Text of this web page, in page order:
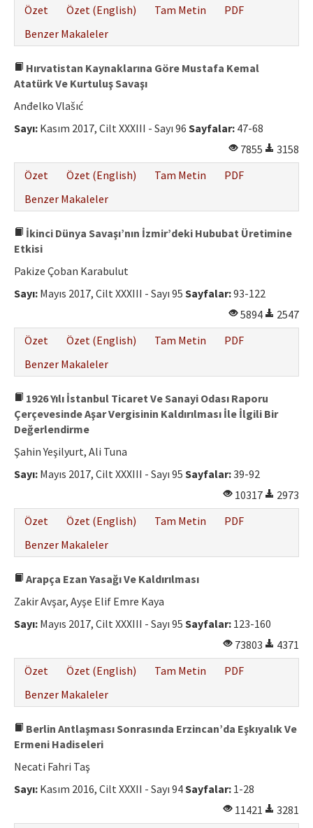
Özet Özet (English) Tam Metin
PDF
Benzer Makaleler
Hırvatistan Kaynaklarına Göre Mustafa Kemal
Atatürk Ve Kurtuluş Savaşı
Anđelko Vlašıć
Sayı: Kasım 2017, Cilt XXXIII - Sayı 96 Sayfalar: 47-68
7855
3158
Özet
Özet (English) Tam Metin
PDF
Benzer Makaleler
İkinci Dünya Savaşı’nın İzmir’deki Hububat Üretimine
Etkisi
Pakize Çoban Karabulut
Sayı: Mayıs 2017, Cilt XXXIII - Sayı 95 Sayfalar:93-122
5894
2547
Özet
Özet (English) Tam Metin
PDF
Benzer Makaleler
1926 Yılı İstanbul Ticaret Ve Sanayi Odası Raporu
Çerçevesinde Aşar Vergisinin Kaldırılması İle İlgili Bir
Değerlendirme
Şahin Yeşilyurt, Ali Tuna
Sayı: Mayıs 2017, Cilt XXXIII - Sayı 95 Sayfalar:39-92
10317
2973
Özet
Özet (English) Tam Metin
PDF
Benzer Makaleler
Arapça Ezan Yasağı Ve Kaldırılması
Zakir Avşar, Ayşe Elif Emre Kaya
Sayı: Mayıs 2017, Cilt XXXIII - Sayı 95 Sayfalar: 123-160
73803
4371
Özet
Özet (English) Tam Metin
PDF
Benzer Makaleler
Berlin Antlaşması Sonrasında Erzincan’da Eşkıyalık Ve
Ermeni Hadiseleri
Necati Fahri Taş
Sayı: Kasım 2016, Cilt XXXII - Sayı 94Sayfalar: 1-28
11421
3281